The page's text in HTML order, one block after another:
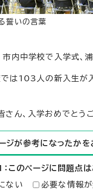
誓いの言葉
内中学校で入学式、
は103人の新入生が
さん、入学おめでとう
ジが参考になったかを
このページに問題点は
ない 必要な情報